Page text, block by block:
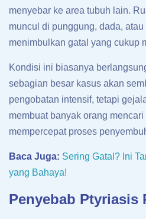
menyebar ke area tubuh lain.
muncul di punggung, dada,
menimbulkan gatal yang cukup
Kondisi ini biasanya
sebagian besar kasus akan
pengobatan intensif, tetapi
membuat banyak orang
mempercepat proses
Baca Juga: Sering Gatal? Ini
yang Bahaya!
Penyebab Ptyriasis